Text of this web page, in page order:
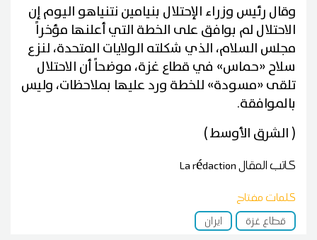
وقال رئيس وزراء الإحتلال بنيامين نتنياهو اليوم إن
الاحتلال لم بوافق على الخطة التي أعلنها مؤخراً
مجلس السلام، الذي شكلته الولايات المتحدة، لنزع
سلاح «حماس» في قطاع غزة، موضحاً أن الاحتلال
تلقى «مسودة» للخطة ورد عليها بملاحظات، وليس
بالموافقة.
( الشرق الأوسط )
كاتب المقالLa rédaction
كلمات مفتاح
قطاع غزة
ايران